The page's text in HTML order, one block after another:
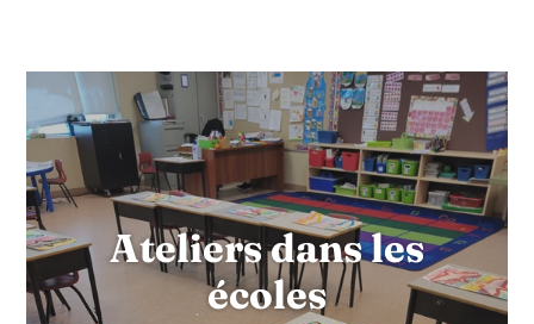
Ateliers dans les
écoles